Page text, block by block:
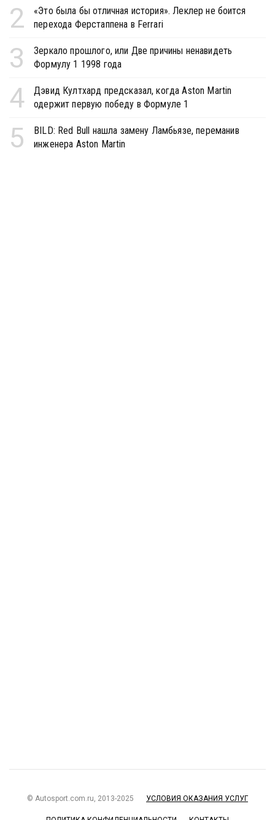
2
«Это была бы отличная история». Леклер не боится
перехода Ферстаппена в Ferrari
3
Зеркало прошлого, или Две причины ненавидеть
Формулу 1 1998 года
4
Дэвид Култхард предсказал, когда Aston Martin
одержит первую победу в Формуле 1
5
BILD: Red Bull нашла замену Ламбьязе, переманив
инженера Aston Martin
© Autosport.com.ru, 2013-2025 УСЛОВИЯ ОКАЗАНИЯ УСЛУГ